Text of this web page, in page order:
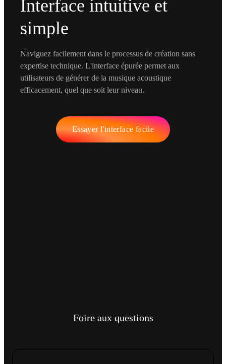
Interface intuitive et
simple
Naviguez facilement dans le processus de création sans
expertise technique. L'interface épurée permet aux
utilisateurs de générer de la musique acoustique
efficacement, quel que soit leur niveau.
Essayer l'interface facile
Foire aux questions